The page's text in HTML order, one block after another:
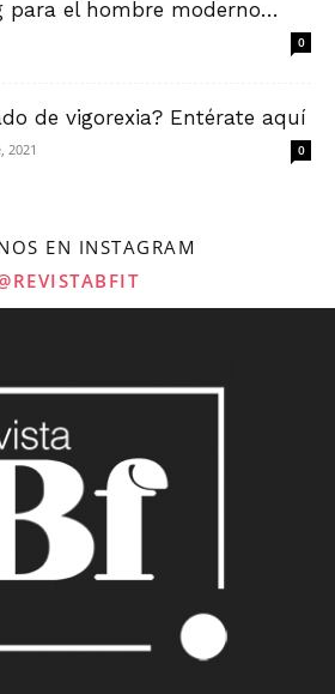
para el hombre moderno…
0
de vigorexia? Entérate aquí
2021 0
EN INSTAGRAM